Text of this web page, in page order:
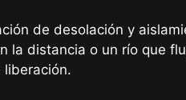
de desolación y
la distancia o un río que